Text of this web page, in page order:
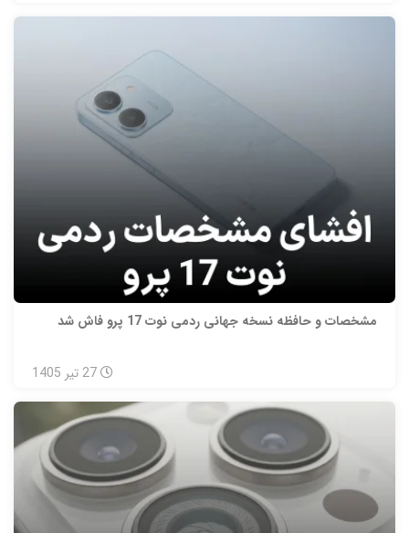
مشخصات و حافظه نسخه جهانی ردمی نوت 17 پرو فاش شد
27 تیر 1405